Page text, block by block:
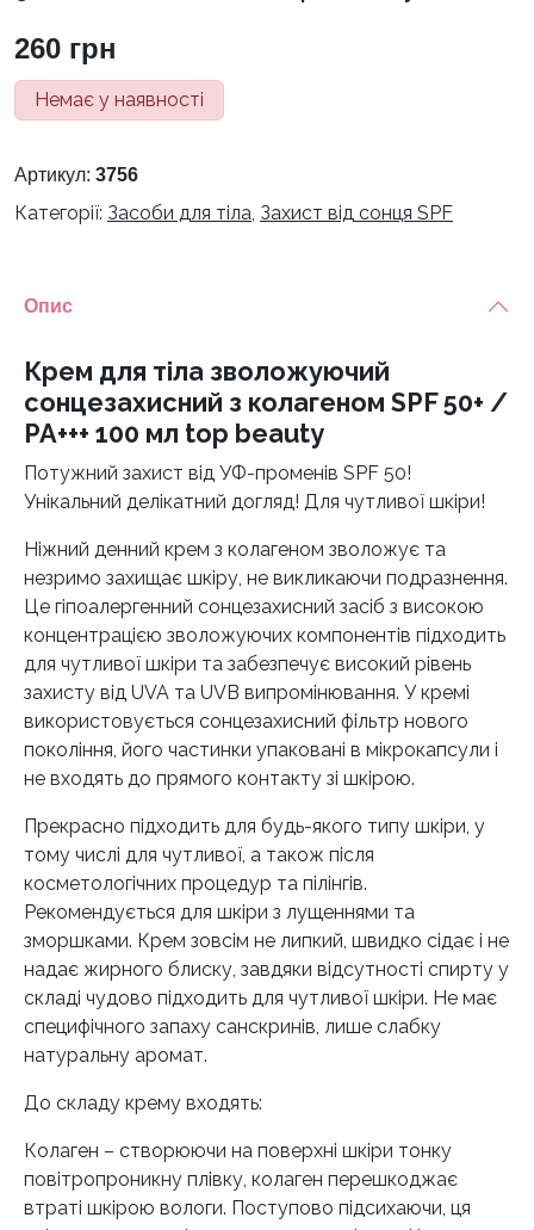
260 грн
Немає у наявності
Артикул: 3756
Категорії: Засоби для тіла, Захист від сонця SPF
Опис
Крем для тіла зволожуючий
сонцезахисний з колагеном SPF 50+ /
PA+++ 100 мл top beauty
Потужний захист від УФ-променів SPF 50!
Унікальний делікатний догляд! Для чутливої шкіри!
Ніжний денний крем з колагеном зволожує та
незримо захищає шкіру, не викликаючи подразнення.
Це гіпоалергенний сонцезахисний засіб з високою
концентрацією зволожуючих компонентів підходить
для чутливої шкіри та забезпечує високий рівень
захисту від UVA та UVB випромінювання. У кремі
використовується сонцезахисний фільтр нового
покоління, його частинки упаковані в мікрокапсули і
не входять до прямого контакту зі шкірою.
Прекрасно підходить для будь-якого типу шкіри, у
тому числі для чутливої, а також після
косметологічних процедур та пілінгів.
Рекомендується для шкіри з лущеннями та
зморшками. Крем зовсім не липкий, швидко сідає і не
надає жирного блиску, завдяки відсутності спирту у
складі чудово підходить для чутливої шкіри. Не має
специфічного запаху санскринів, лише слабку
натуральну аромат.
До складу крему входять:
Колаген – створюючи на поверхні шкіри тонку
повітропроникну плівку, колаген перешкоджає
втраті шкірою вологи. Поступово підсихаючи, ця